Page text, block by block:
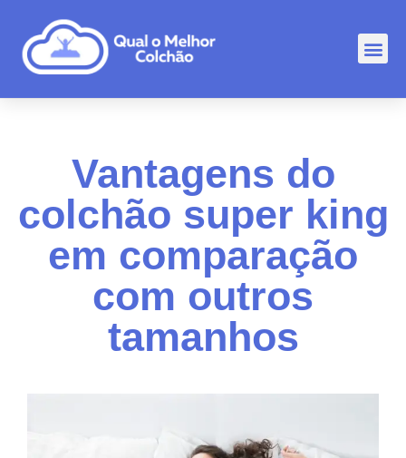
Vantagens do
colchão super king
em comparação
com outros
tamanhos